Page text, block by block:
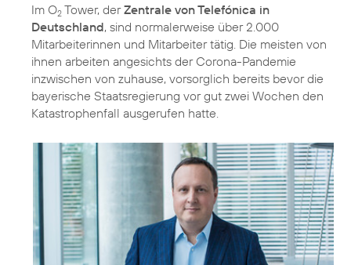
Im O2 Tower, derZentrale von Telefónica in
Deutschland, sind normalerweise über 2.000
Mitarbeiterinnen und Mitarbeiter tätig. Die meisten von
ihnen arbeiten angesichts der Corona-Pandemie
inzwischen von zuhause, vorsorglich bereits bevor die
bayerische Staatsregierung vor gut zwei Wochen den
Katastrophenfall ausgerufen hatte.